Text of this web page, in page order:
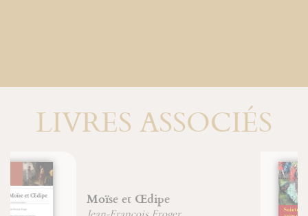
LIVRES ASSOCIÉS
Sainte Marie-Madeleine
Jean-François Froger